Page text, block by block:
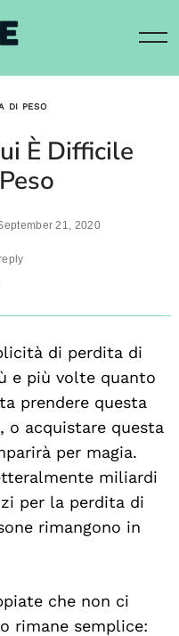
DI PESO
È Difficile
21, 2020
di perdita di
e più volte quanto
prendere questa
o acquistare questa
per magia.
miliardi
per la perdita di
rimangono in
che non ci
rimane semplice: